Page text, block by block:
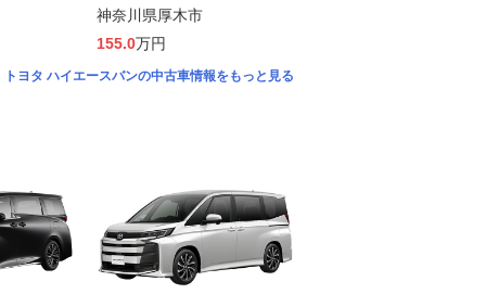
神奈川県厚木市
155.0万円
トヨタ ハイエースバンの中古車情報をもっと見る